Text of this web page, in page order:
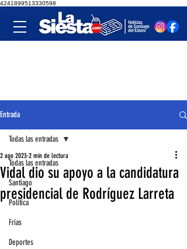
4241899513330598
Entrada
Todas las entradas
Santiago
Política
Frías
Deportes
Todas las entradas
Vidal dio su apoyo a la candidatura
presidencial de Rodríguez Larreta
2 ago 2023 2 min de lectura